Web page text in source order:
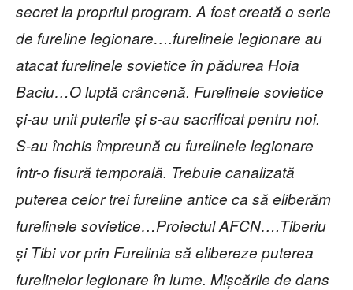
secret la propriul program. A fost creată o serie
de fureline legionare….furelinele legionare au
atacat furelinele sovietice în pădurea Hoia
Baciu…O luptă crâncenă. Furelinele sovietice
și-au unit puterile și s-au sacrificat pentru noi.
S-au închis împreună cu furelinele legionare
într-o fisură temporală. Trebuie canalizată
puterea celor trei fureline antice ca să eliberăm
furelinele sovietice…Proiectul AFCN….Tiberiu
și Tibi vor prin Furelinia să elibereze puterea
furelinelor legionare în lume. Mișcările de dans